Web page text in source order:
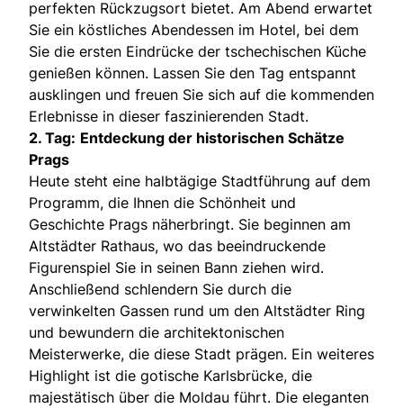
perfekten Rückzugsort bietet. Am Abend erwartet
Sie ein köstliches Abendessen im Hotel, bei dem
Sie die ersten Eindrücke der tschechischen Küche
genießen können. Lassen Sie den Tag entspannt
ausklingen und freuen Sie sich auf die kommenden
Erlebnisse in dieser faszinierenden Stadt.
2. Tag: Entdeckung der historischen Schätze
Prags
Heute steht eine halbtägige Stadtführung auf dem
Programm, die Ihnen die Schönheit und
Geschichte Prags näherbringt. Sie beginnen am
Altstädter Rathaus, wo das beeindruckende
Figurenspiel Sie in seinen Bann ziehen wird.
Anschließend schlendern Sie durch die
verwinkelten Gassen rund um den Altstädter Ring
und bewundern die architektonischen
Meisterwerke, die diese Stadt prägen. Ein weiteres
Highlight ist die gotische Karlsbrücke, die
majestätisch über die Moldau führt. Die eleganten